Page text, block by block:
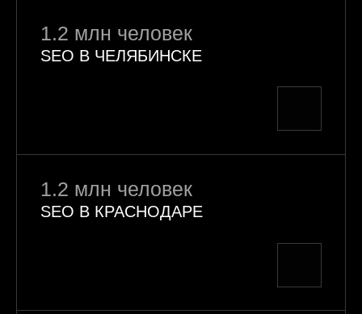
1.2 млн человек
SEO В ЧЕЛЯБИНСКЕ
1.2 млн человек
SEO В КРАСНОДАРЕ